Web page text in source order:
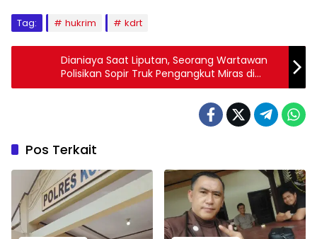
Tag: hukrim kdrt
Dianiaya Saat Liputan, Seorang Wartawan
Polisikan Sopir Truk Pengangkut Miras di
Wakatobi
Pos Terkait